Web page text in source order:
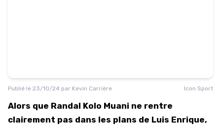
Publié le 23/10/24 par Kevin Carrière Icon Sport
Alors que Randal Kolo Muani ne rentre
clairement pas dans les plans de Luis Enrique,